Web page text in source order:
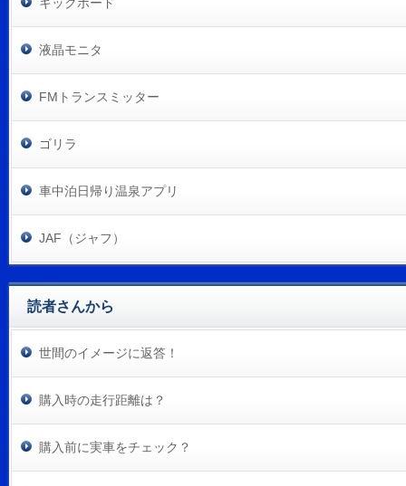
キックボード
液晶モニタ
FMトランスミッター
ゴリラ
車中泊日帰り温泉アプリ
JAF（ジャフ）
読者さんから
世間のイメージに返答！
購入時の走行距離は？
購入前に実車をチェック？